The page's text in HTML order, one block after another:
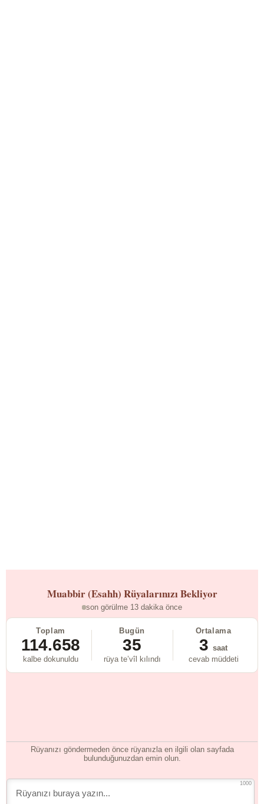
Muabbir (Esahh) Rüyalarınızı Bekliyor
son görülme 13 dakika önce
Toplam
114.658
kalbe dokunuldu
Bugün
35
rüya te’vîl kılındı
Ortalama
3 saat
cevab müddeti
Rüyanızı göndermeden önce rüyanızla en ilgili olan sayfada
bulunduğunuzdan emin olun.
1000